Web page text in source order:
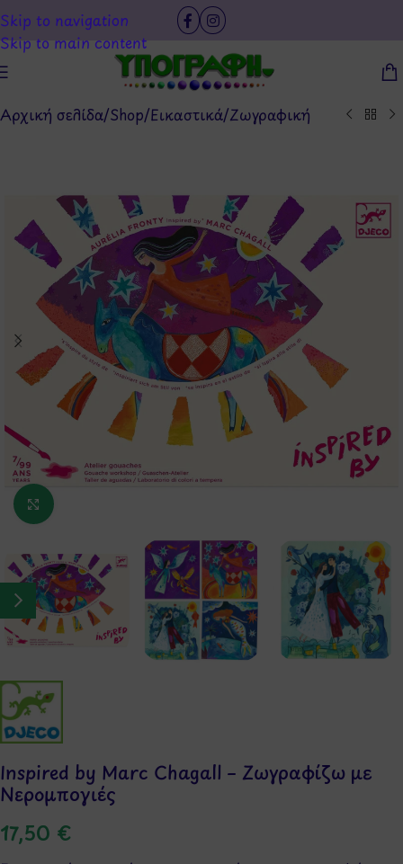
Skip to navigation
Skip to main content
Αρχική σελίδα/Shop/Εικαστικά/Ζωγραφική
Κάντε κλικ για μεγέθυνση
Inspired by Marc Chagall – Ζωγραφίζω με
Νερομπογιές
17,50 €